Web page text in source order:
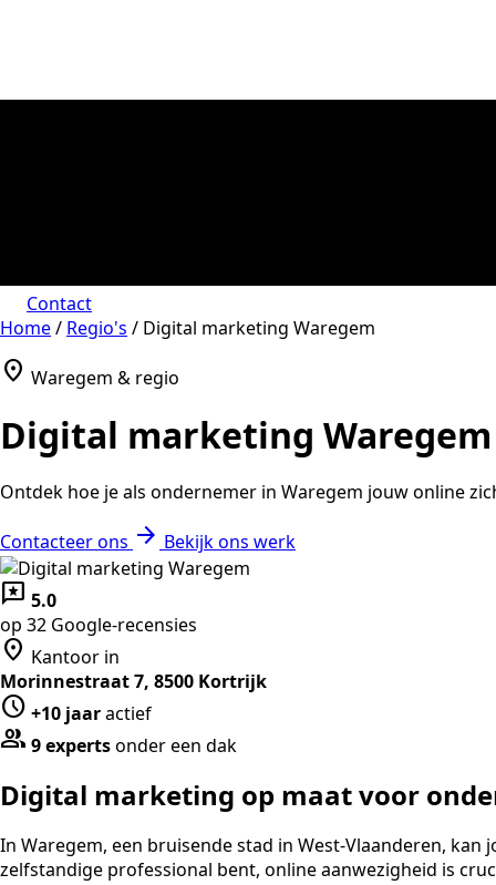
Contact
Home/ Regio's / Digital marketing Waregem
location_on Waregem & regio
Digital marketing Waregem
Ontdek hoe je als ondernemer in Waregem jouw online
Contacteer ons arrow_forward Bekijk ons werk
reviews 5.0
op 32 Google-recensies
location_on Kantoor in
Morinnestraat 7, 8500 Kortrijk
schedule +10 jaaractief
group 9 expertsonder een dak
Digital marketing op maat voor
In Waregem, een bruisende stad in West-Vlaanderen,
zelfstandige professional bent, online aanwezigheid is